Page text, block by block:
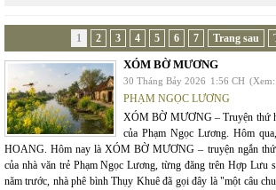
1 2 3 4 5 6 7 Trang sau
XÓM BỜ MƯƠNG
30 Tháng Bảy 2026 1:56 CH
PHẠM NGỌC LƯƠNG
XÓM BỜ MƯƠNG – Truyện thứ
của Phạm Ngọc Lương. Hôm
HOANG. Hôm nay là XÓM BỜ MƯƠNG – truyện ngắn thứ
của nhà văn trẻ Phạm Ngọc Lương, từng đăng trên Hợp Lưu
năm trước, nhà phê bình Thụy Khuê đã gọi đây là "một câu